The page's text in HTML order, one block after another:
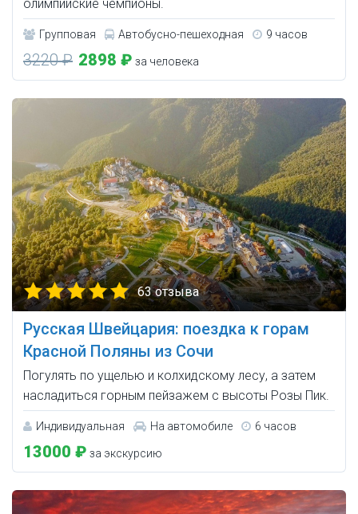
олимпийские чемпионы.
Групповая Автобусно-пешеходная 9 часов
3220 ₽ 2898 ₽ за человека
63 отзыва
Русская Швейцария: поездка к горам
Красной Поляны из Сочи
Погулять по ущелью и колхидскому лесу, а затем
насладиться горным пейзажем с высоты Розы Пик.
Индивидуальная На автомобиле 6 часов
13000 ₽ за экскурсию